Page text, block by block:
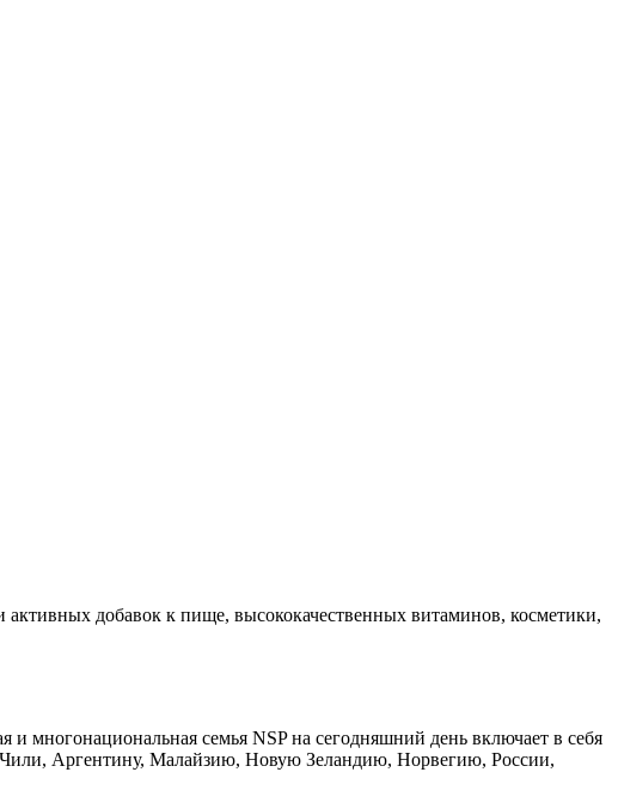
активных добавок к пище, высококачественных витаминов, косметики,
многонациональная семья NSP на сегодняшний день включает в себя
Аргентину, Малайзию, Новую Зеландию, Норвегию, России,